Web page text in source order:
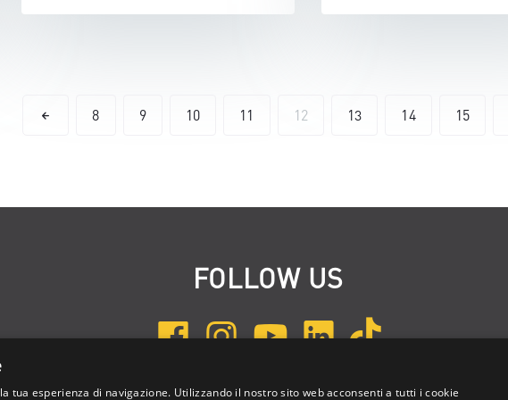
8 9 10 11 12 13 14 15
FOLLOW US
tua esperienza di navigazione. Utilizzando il nostro sito web acconsenti a tutti i cookie